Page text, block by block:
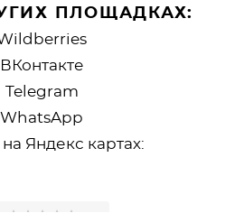
ПЛОЩАДКАХ:
ВКонтакте
Telegram
WhatsApp
Яндекс картах: